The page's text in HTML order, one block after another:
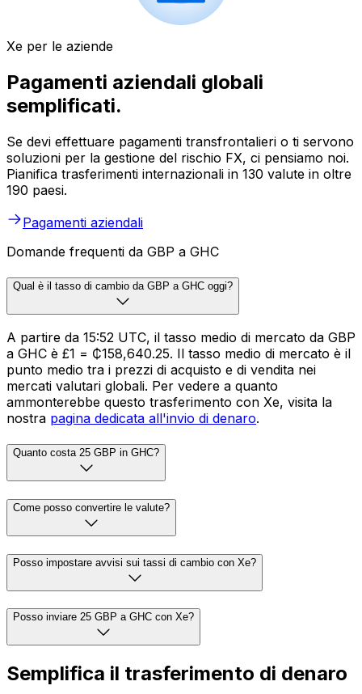
Xe per le aziende
Pagamenti aziendali globali
semplificati.
Se devi effettuare pagamenti transfrontalieri o ti servono
soluzioni per la gestione del rischio FX, ci pensiamo noi.
Pianifica trasferimenti internazionali in 130 valute in oltre
190 paesi.
Pagamenti aziendali
Domande frequenti da GBP a GHC
Qual è il tasso di cambio da GBP a GHC oggi?
A partire da 15:52 UTC, il tasso medio di mercato da GBP
a GHC è £1 = ₵158,640.25. Il tasso medio di mercato è il
punto medio tra i prezzi di acquisto e di vendita nei
mercati valutari globali. Per vedere a quanto
ammonterebbe questo trasferimento con Xe, visita la
nostra pagina dedicata all'invio di denaro.
Quanto costa 25 GBP in GHC?
Come posso convertire le valute?
Posso impostare avvisi sui tassi di cambio con Xe?
Posso inviare 25 GBP a GHC con Xe?
Semplifica il trasferimento di denaro